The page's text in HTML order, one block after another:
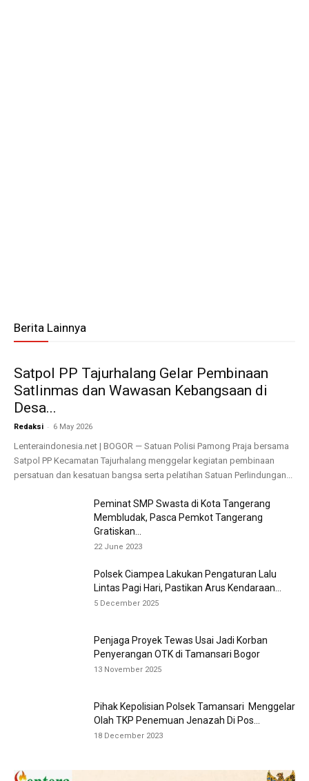
Berita Lainnya
Satpol PP Tajurhalang Gelar Pembinaan
Satlinmas dan Wawasan Kebangsaan di
Desa...
Redaksi - 6 May 2026
Lenteraindonesia.net | BOGOR — Satuan Polisi Pamong Praja bersama
Satpol PP Kecamatan Tajurhalang menggelar kegiatan pembinaan
persatuan dan kesatuan bangsa serta pelatihan Satuan Perlindungan...
Peminat SMP Swasta di Kota Tangerang
Membludak, Pasca Pemkot Tangerang
Gratiskan...
22 June 2023
Polsek Ciampea Lakukan Pengaturan Lalu
Lintas Pagi Hari, Pastikan Arus Kendaraan...
5 December 2025
Penjaga Proyek Tewas Usai Jadi Korban
Penyerangan OTK di Tamansari Bogor
13 November 2025
Pihak Kepolisian Polsek Tamansari Menggelar
Olah TKP Penemuan Jenazah Di Pos...
18 December 2023